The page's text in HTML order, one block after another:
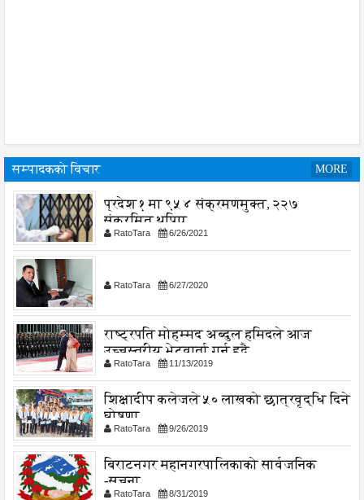
सम्पादकको विचार MORE
प्रदेश १ मा ९५४ संक्रमणमुक्त, २२७
संक्रमित थपिए
RatoTara 6/26/2021
RatoTara 6/27/2020
राष्ट्रपति मोहम्मद अब्दुल हमिदले आज
उच्चस्तरीय भेटवार्ता गर्नु हुदै,
RatoTara 11/13/2019
शिक्षादीप कलेजले ५० लाखको छात्रवृद्धि दिने
घोषणा
RatoTara 9/26/2019
बिराटनगर महानगरपालिकाको सार्वजनिक
-सुचना
RatoTara 8/31/2019